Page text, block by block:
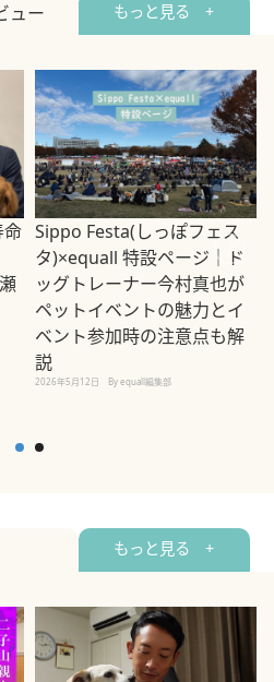
ー もっと見る +
命 Sippo Festa(しっぽフェス
タ)×equall 特設ページ｜ド
ッグトレーナー今村真也が
ペットイベントの魅力とイ
ベント参加時の注意点も解
説
2026年5月12日 By equall編集部
もっと見る +